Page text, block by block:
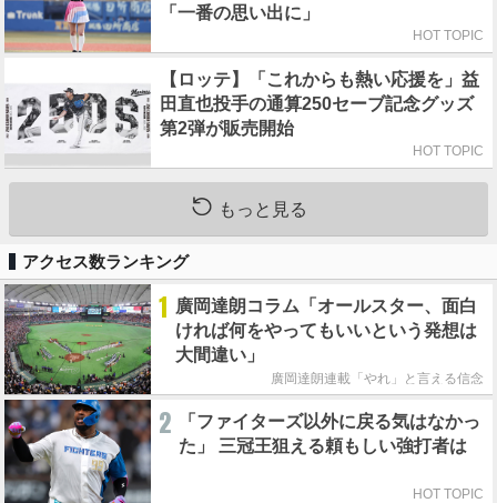
「一番の思い出に」
HOT TOPIC
【ロッテ】「これからも熱い応援を」益
田直也投手の通算250セーブ記念グッズ
第2弾が販売開始
HOT TOPIC
もっと見る
アクセス数ランキング
1 廣岡達朗コラム「オールスター、面白
ければ何をやってもいいという発想は
大間違い」
廣岡達朗連載「やれ」と言える信念
2
「ファイターズ以外に戻る気はなかっ
た」 三冠王狙える頼もしい強打者は
HOT TOPIC